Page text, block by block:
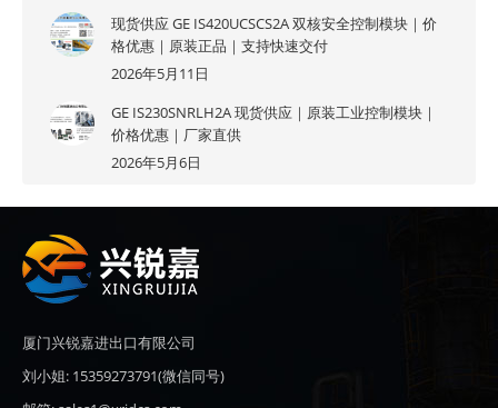
现货供应 GE IS420UCSCS2A 双核安全控制模块｜价
格优惠｜原装正品｜支持快速交付
2026年5月11日
GE IS230SNRLH2A 现货供应｜原装工业控制模块｜
价格优惠｜厂家直供
2026年5月6日
厦门兴锐嘉进出口有限公司
刘小姐: 15359273791(微信同号)